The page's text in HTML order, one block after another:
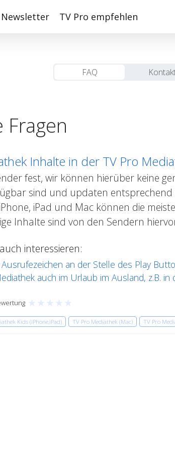
Newsletter TV Pro empfehlen
FAQ
Fragen
Inhalte in der TV Pro
fest, wir können hierüber keine
sind und updaten
iPad und Mac können die
Inhalte sind von den Sendern
interessieren:
an der Stelle des Play
auch im Urlaub im Ausland, z.B. in
★ ★ ★ ★ ★
Kids (iPhone,iPad) TV Pro Mediathek (Mac) TV Pro